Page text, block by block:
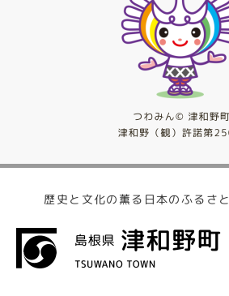
歴史と文化の薫る日本のふるさと